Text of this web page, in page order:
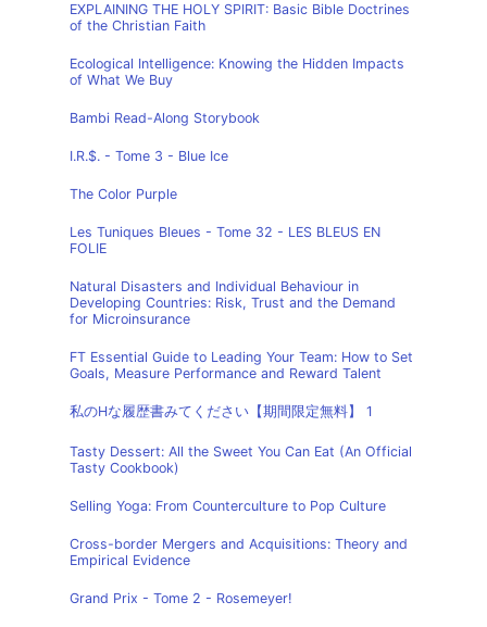
EXPLAINING THE HOLY SPIRIT: Basic Bible Doctrines
of the Christian Faith
Ecological Intelligence: Knowing the Hidden Impacts
of What We Buy
Bambi Read-Along Storybook
I.R.$. - Tome 3 - Blue Ice
The Color Purple
Les Tuniques Bleues - Tome 32 - LES BLEUS EN
FOLIE
Natural Disasters and Individual Behaviour in
Developing Countries: Risk, Trust and the Demand
for Microinsurance
FT Essential Guide to Leading Your Team: How to Set
Goals, Measure Performance and Reward Talent
私のHな履歴書みてください【期間限定無料】 1
Tasty Dessert: All the Sweet You Can Eat (An Official
Tasty Cookbook)
Selling Yoga: From Counterculture to Pop Culture
Cross-border Mergers and Acquisitions: Theory and
Empirical Evidence
Grand Prix - Tome 2 - Rosemeyer!